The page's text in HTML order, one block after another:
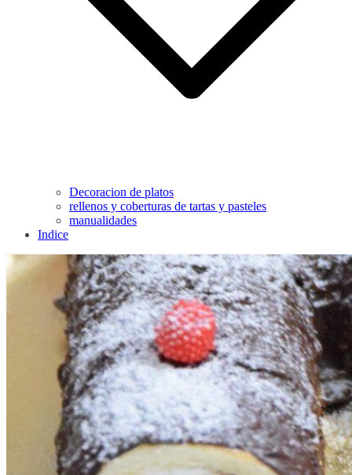
Decoracion de platos
rellenos y coberturas de tartas y pasteles
manualidades
Indice